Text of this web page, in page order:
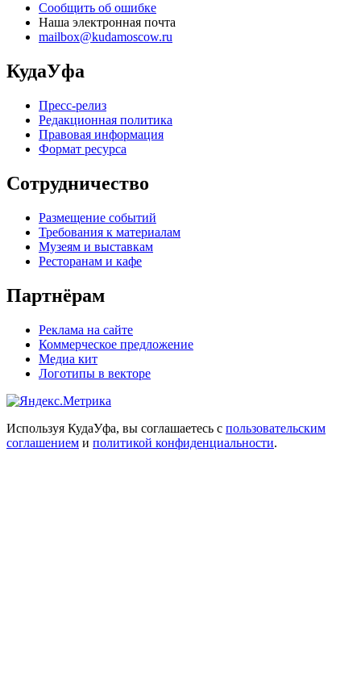
Сообщить об ошибке
Наша электронная почта
mailbox@kudamoscow.ru
КудаУфа
Пресс-релиз
Редакционная политика
Правовая информация
Формат ресурса
Сотрудничество
Размещение событий
Требования к материалам
Музеям и выставкам
Ресторанам и кафе
Партнёрам
Реклама на сайте
Коммерческое предложение
Медиа кит
Логотипы в векторе
Используя КудаУфа, вы соглашаетесь с пользовательским
соглашением и политикой конфиденциальности.